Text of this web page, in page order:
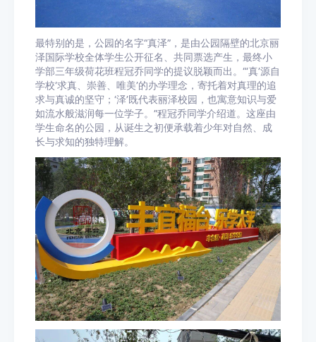
最特别的是，公园的名字“真泽”，是由公园隔壁的北京丽
泽国际学校全体学生公开征名、共同票选产生，最终小
学部三年级荷花班程冠乔同学的提议脱颖而出。“‘真’源自
学校‘求真、崇善、唯美’的办学理念，寄托着对真理的追
求与真诚的坚守；‘泽’既代表丽泽校园，也寓意知识与爱
如流水般滋润每一位学子。”程冠乔同学介绍道。这座由
学生命名的公园，从诞生之初便承载着少年对自然、成
长与求知的独特理解。